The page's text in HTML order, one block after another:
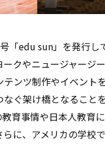
「edu sun」を発行し
ークやニュージャージ
ンツ制作やイベント
ぐ架け橋となること
育事情や日本人教育
に、アメリカの学校